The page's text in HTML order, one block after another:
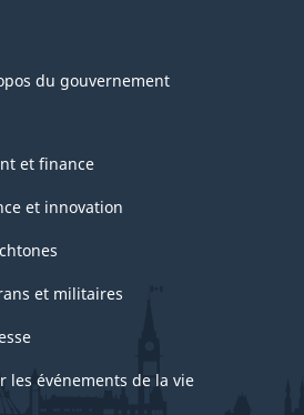
du gouvernement
et finance
et innovation
et militaires
les événements de la vie